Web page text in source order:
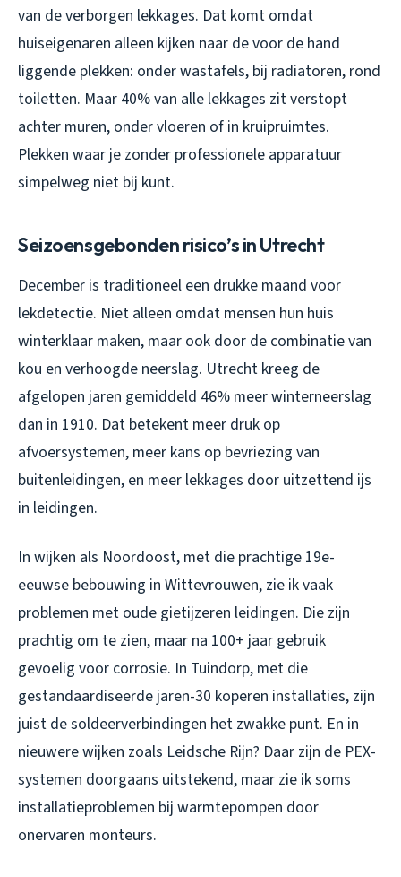
van de verborgen lekkages. Dat komt omdat
huiseigenaren alleen kijken naar de voor de hand
liggende plekken: onder wastafels, bij radiatoren, rond
toiletten. Maar 40% van alle lekkages zit verstopt
achter muren, onder vloeren of in kruipruimtes.
Plekken waar je zonder professionele apparatuur
simpelweg niet bij kunt.
Seizoensgebonden risico’s in Utrecht
December is traditioneel een drukke maand voor
lekdetectie. Niet alleen omdat mensen hun huis
winterklaar maken, maar ook door de combinatie van
kou en verhoogde neerslag. Utrecht kreeg de
afgelopen jaren gemiddeld 46% meer winterneerslag
dan in 1910. Dat betekent meer druk op
afvoersystemen, meer kans op bevriezing van
buitenleidingen, en meer lekkages door uitzettend ijs
in leidingen.
In wijken als Noordoost, met die prachtige 19e-
eeuwse bebouwing in Wittevrouwen, zie ik vaak
problemen met oude gietijzeren leidingen. Die zijn
prachtig om te zien, maar na 100+ jaar gebruik
gevoelig voor corrosie. In Tuindorp, met die
gestandaardiseerde jaren-30 koperen installaties, zijn
juist de soldeerverbindingen het zwakke punt. En in
nieuwere wijken zoals Leidsche Rijn? Daar zijn de PEX-
systemen doorgaans uitstekend, maar zie ik soms
installatieproblemen bij warmtepompen door
onervaren monteurs.